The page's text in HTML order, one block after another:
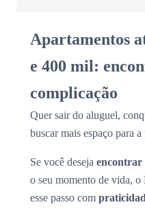
Apartamentos
e 400 mil:
complicação
Quer sair do aluguel,
buscar mais espaço para
Se você deseja encontrar
o seu momento de vida,
esse passo com